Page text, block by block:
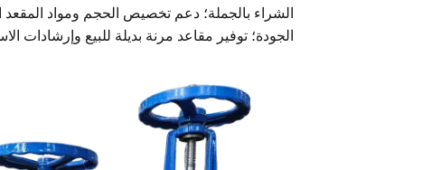
الجودة؛ توفير مقاعد مرنة بديلة للبيع وإرشادات